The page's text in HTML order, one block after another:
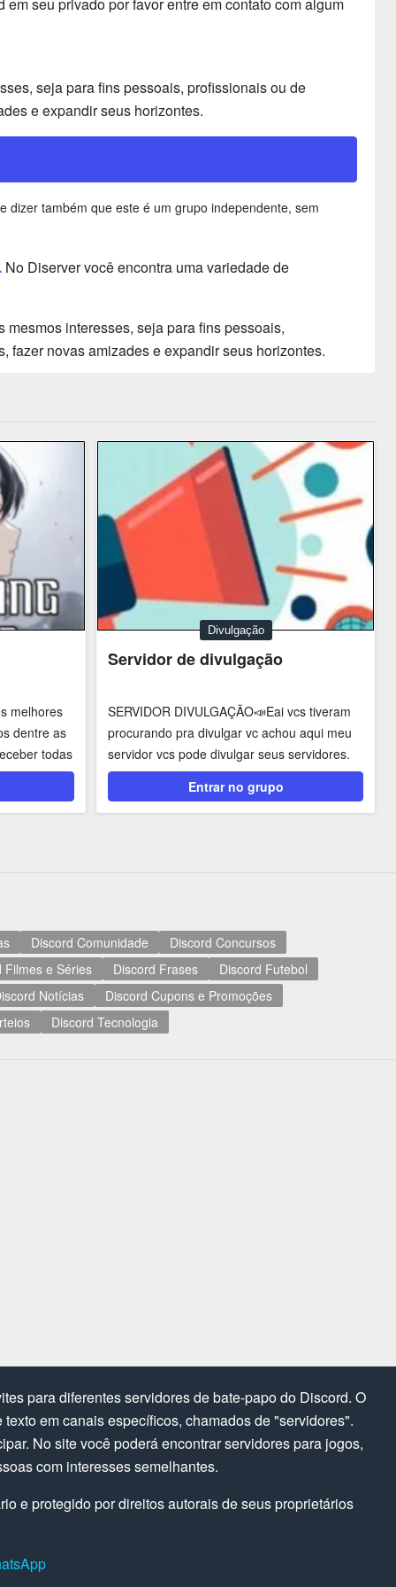
seja para fins pessoais, profissionais ou de
e expandir seus horizontes.
dizer também que este é um grupo independente, sem
No Diserver você encontra uma variedade de
interesses, seja para fins pessoais,
fazer novas amizades e expandir seus horizontes.
melhores
dentre as
todas
Divulgação
Servidor de divulgação
SERVIDOR DIVULGAÇÃO📣Eai vcs tiveram
procurando pra divulgar vc achou aqui meu
servidor vcs pode divulgar seus servidores.
Ajudar...
Entrar no grupo
Discord Comunidade
Discord Concursos
Filmes e Séries
Discord Frases
Discord Futebol
Notícias
Discord Cupons e Promoções
Discord Tecnologia
para diferentes servidores de bate-papo do Discord. O
em canais específicos, chamados de "servidores".
No site você poderá encontrar servidores para jogos,
com interesses semelhantes.
e protegido por direitos autorais de seus proprietários